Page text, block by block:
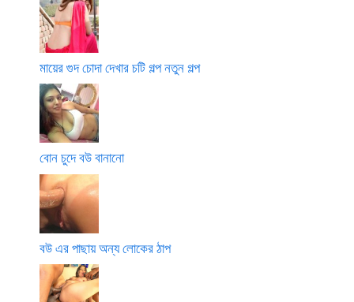
মায়ের গুদ চোদা দেখার চটি গল্প নতুন গল্প
বোন চুদে বউ বানানো
বউ এর পাছায় অন্য লোকের ঠাপ